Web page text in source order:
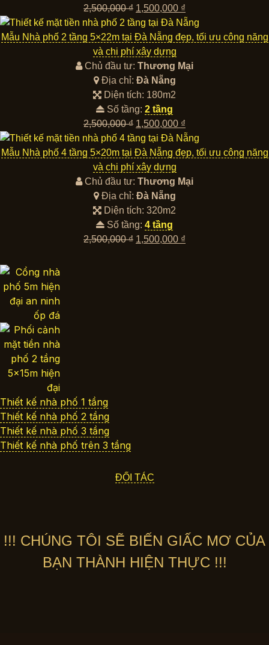
2,500,000₫ Giá
gốc
là:
2,500,000 ₫.
1,500,000 ₫
hiện
tại
1,500,000 ₫.
Mẫu Nhà phố 2 tầng 5×22m tại Đà Nẵng đẹp, tối ưu công năng
và chi phí xây dựng
Chủ đầu tư: Thương Mại
Địa chỉ: Đà Nẵng
Diện tích: 180m2
Số tầng: 2 tầng
2,500,000₫ Giá
gốc
là:
2,500,000 ₫.
1,500,000 ₫
hiện
tại
1,500,000 ₫.
Mẫu Nhà phố 4 tầng 5×20m tại Đà Nẵng đẹp, tối ưu công năng
và chi phí xây dựng
Chủ đầu tư: Thương Mại
Địa chỉ: Đà Nẵng
Diện tích: 320m2
Số tầng: 4 tầng
2,500,000₫ Giá
1,500,000 ₫
Thiết kế nhà phố 1 tầng
Thiết kế nhà phố 2 tầng
Thiết kế nhà phố 3 tầng
Thiết kế nhà phố trên 3 tầng
ĐỐI TÁC
!!! CHÚNG TÔI SẼ BIẾN GIẤC MƠ CỦA
BẠN THÀNH HIỆN THỰC !!!